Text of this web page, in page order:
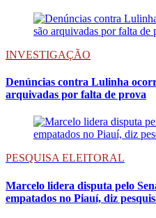
INVESTIGAÇÃO
Denúncias contra Lulinha
arquivadas por falta de prova
PESQUISA ELEITORAL
Marcelo lidera disputa pelo
empatados no Piauí, diz